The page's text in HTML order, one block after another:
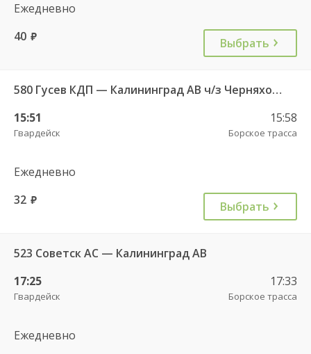
Ежедневно
40 руб. Выбрать
580 Гусев КДП — Калининград АВ ч/з Черняховск АС
15:51
Гвардейск
15:58
Борское трасса
Ежедневно
32 руб. Выбрать
523 Советск АС — Калининград АВ
17:25
Гвардейск
17:33
Борское трасса
Ежедневно